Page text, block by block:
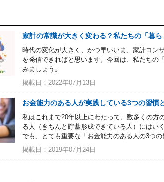
家計の常識が大きく変わる？私たちの「暮
時代の変化が大きく、かつ早いいま、家計コン
を発信できればと思います。今回は、私たちの
みましょう。
掲載日：2022年07月13日
お金能力のある人が実践している3つの習慣
私はこれまで20年以上にわたって、数多くの方
る人（きちんと貯蓄形成できている人）にはい
でも、とても重要な「お金能力のある人の3つの
掲載日：2019年07月24日